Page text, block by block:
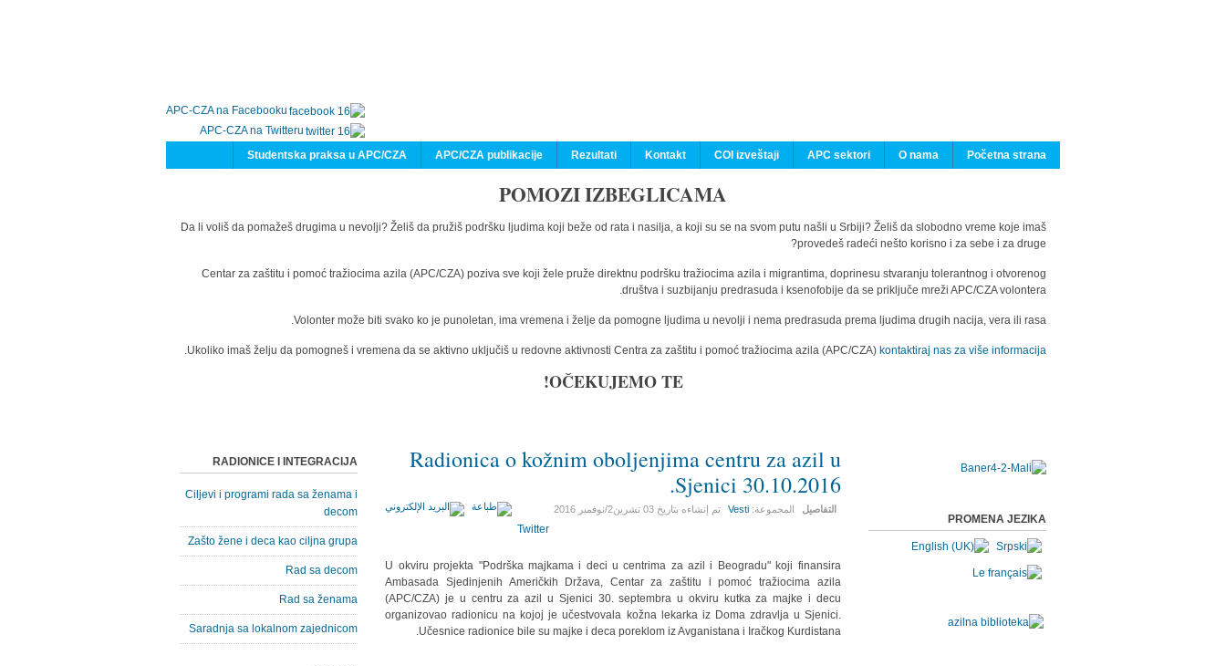
APC-CZA na Facebooku
APC-CZA na Twitteru
Početna strana
O nama
APC sektori
COI izveštaji
Kontakt
Rezultati
APC/CZA publikacije
Studentska praksa u APC/CZA
POMOZI IZBEGLICAMA
Da li voliš da pomažeš drugima u nevolji? Želiš da pružiš podršku ljudima koji beže od rata i nasilja, a koji su se na svom putu našli u Srbiji? Želiš da slobodno vreme koje imaš
provedeš radeći nešto korisno i za sebe i za druge?
Centar za zaštitu i pomoć tražiocima azila (APC/CZA) poziva sve koji žele pruže direktnu podršku tražiocima azila i migrantima, doprinesu stvaranju tolerantnog i otvorenog
društva i suzbijanju predrasuda i ksenofobije da se priključe mreži APC/CZA volontera.
Volonter može biti svako ko je punoletan, ima vremena i želje da pomogne ljudima u nevolji i nema predrasuda prema ljudima drugih nacija, vera ili rasa.
Ukoliko imaš želju da pomogneš i vremena da se aktivno uključiš u redovne aktivnosti Centra za zaštitu i pomoć tražiocima azila (APC/CZA) kontaktiraj nas za više informacija.
OČEKUJEMO TE!
Radionica o kožnim oboljenjima centru za azil u
Sjenici 30.10.2016.
التفاصيل المجموعة:Vesti تم إنشاءه بتاريخ03 تشرين2/نوفمبر 2016
Twitter
U okviru projekta "Podrška majkama i deci u centrima za azil i Beogradu" koji finansira
Ambasada Sjedinjenih Američkih Država, Centar za zaštitu i pomoć tražiocima azila
(APC/CZA) je u centru za azil u Sjenici 30. septembra u okviru kutka za majke i decu
organizovao radionicu na kojoj je učestvovala kožna lekarka iz Doma zdravlja u Sjenici.
Učesnice radionice bile su majke i deca poreklom iz Avganistana i Iračkog Kurdistana.
RADIONICE I INTEGRACIJA
Ciljevi i programi rada sa ženama i
decom
Zašto žene i deca kao ciljna grupa
Rad sa decom
Rad sa ženama
Saradnja sa lokalnom zajednicom
PROMENA JEZIKA